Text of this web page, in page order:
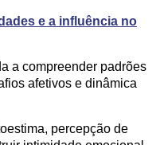
e a influência no
a compreender padrões
afetivos e dinâmica
percepção de